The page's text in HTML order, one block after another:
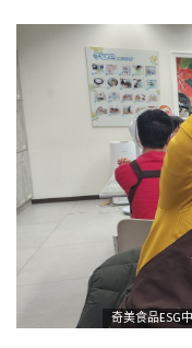
奇美食品ESG